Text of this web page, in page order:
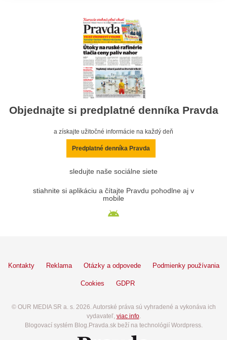
Objednajte si predplatné denníka Pravda
a získajte užitočné informácie na každý deň
Predplatné denníka Pravda
sledujte naše sociálne siete
stiahnite si aplikáciu a čítajte Pravdu pohodlne aj v
mobile
Kontakty Reklama Otázky a odpovede Podmienky používania
Cookies GDPR
© OUR MEDIA SR a. s. 2026. Autorské práva sú vyhradené a vykonáva ich
vydavateľ, viac info.
Blogovací systém Blog.Pravda.sk beží na technológií Wordpress.